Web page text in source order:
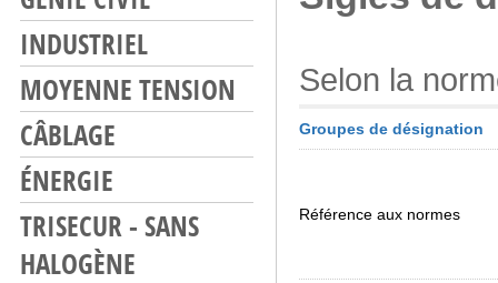
INDUSTRIEL
MOYENNE TENSION
CÂBLAGE
ÉNERGIE
TRISECUR - SANS
HALOGÈNE
Selon la
Groupes de désignation
Référence aux normes